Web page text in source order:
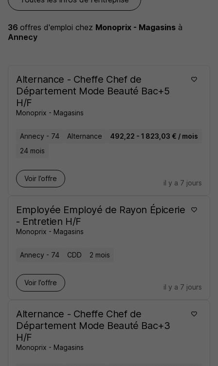
36 offres d'emploi chez Monoprix - Magasins à
Annecy
Alternance - Cheffe Chef de
Département Mode Beauté Bac+5
H/F
Monoprix - Magasins
Annecy - 74 Alternance
492,22 - 1 823,03 € / mois
24 mois
Voir l’offre
il y a 7 jours
Employée Employé de Rayon Épicerie
- Entretien H/F
Monoprix - Magasins
Annecy - 74 CDD 2 mois
Voir l’offre
il y a 7 jours
Alternance - Cheffe Chef de
Département Mode Beauté Bac+3
H/F
Monoprix - Magasins